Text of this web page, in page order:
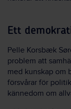
Ett
Pelle Korsbæk
problem att
med kunskap om
försvårar för
kännedom om